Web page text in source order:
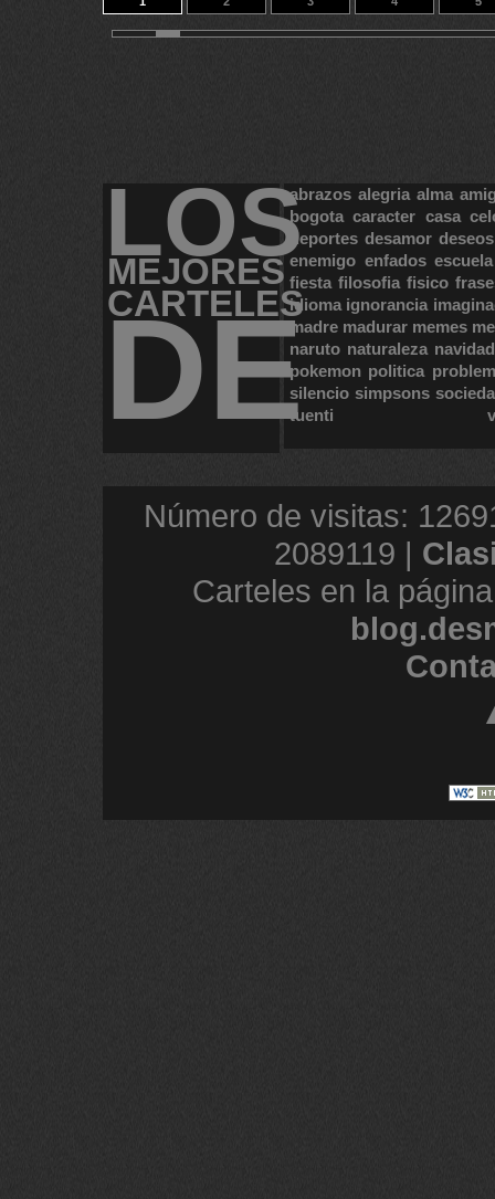
11 12 13 14 15
LOS
MEJORES
CARTELES
DE
abrazos alegria alma
bogota caracter casa
deportes desamor deseos
enemigo enfados escuela
fiesta filosofia fisico
idioma ignorancia
madre madurar memes
naruto naturaleza navidad
pokemon politica
silencio simpsons
tuenti
Número de visitas:
2089119 |
Carteles en la